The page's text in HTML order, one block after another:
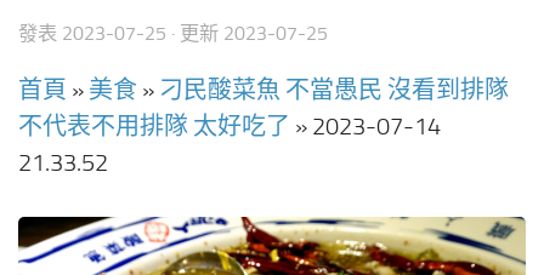
發表 2023-07-25 · 更新 2023-07-25
首頁 » 美食 » 刁民酸菜魚 不當愚民 沒看到排隊
不代表不用排隊 太好吃了 » 2023-07-14
21.33.52